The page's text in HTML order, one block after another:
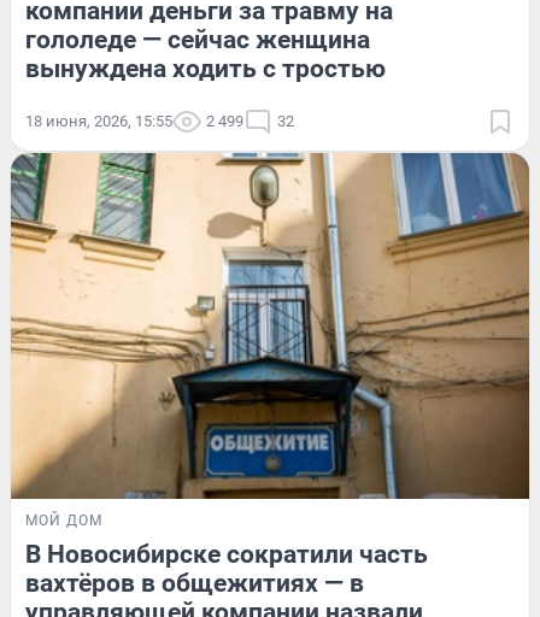
компании деньги за травму на
гололеде — сейчас женщина
вынуждена ходить с тростью
18 июня, 2026, 15:55 2 499 32
МОЙ ДОМ
В Новосибирске сократили часть
вахтёров в общежитиях — в